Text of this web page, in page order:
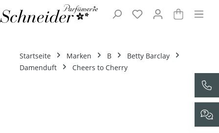
Zum Hauptinhalt springen
Startseite Marken B
Betty Barclay
Damenduft
Cheers to Cherry